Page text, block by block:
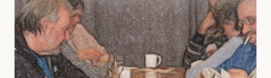
KREIDEZEIT
ROMANTIK